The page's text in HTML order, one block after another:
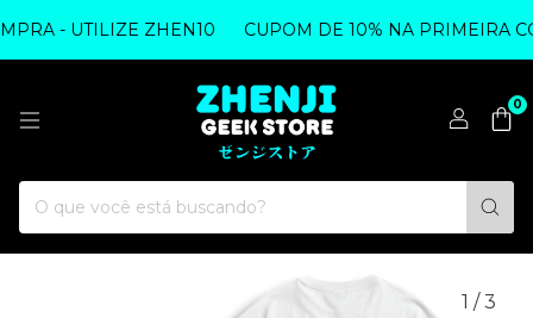
- UTILIZE ZHEN10 CUPOM DE 10% NA PRIMEIRA
0
1 / 3